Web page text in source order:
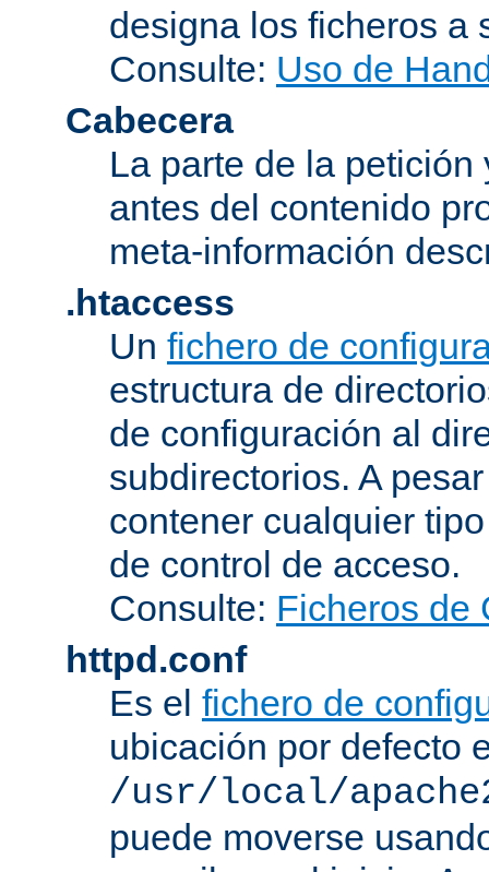
designa los ficheros
Consulte: Uso de
Cabecera
La parte de la
antes del contenido
meta-información
.htaccess
Un fichero de
estructura de
de configuración al
subdirectorios. A
contener cualquier
de control de acceso.
Consulte: Ficheros de
httpd.conf
Es el fichero de
ubicación por defecto
/usr/local/
puede moverse